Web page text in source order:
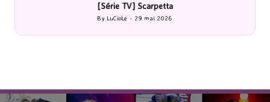
[Série TV] Scarpetta
Posted
by
By LuCioLe 29 mai 2026